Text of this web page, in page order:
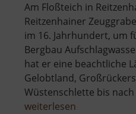
Am Floßteich in
Reitzenhainer
im 16. Jahrhundert, um
Bergbau
hat er eine beachtliche
Gelobtland,
Wüstenschlette bis nach
weiterlesen